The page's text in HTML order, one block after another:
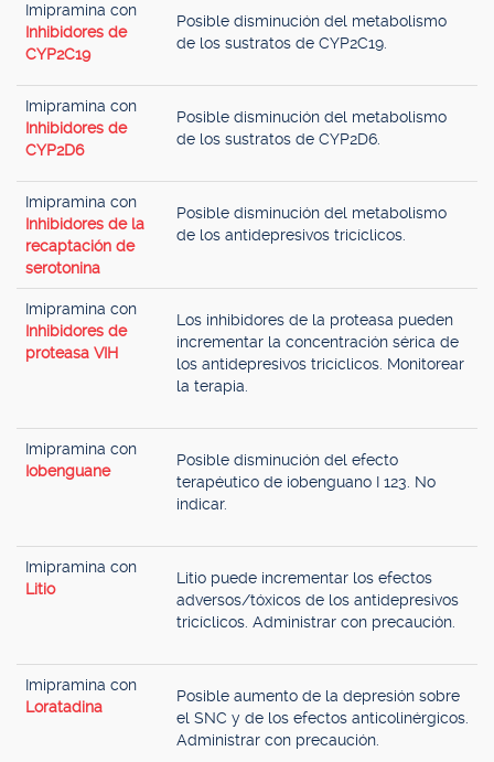
Imipramina con
Inhibidores de
CYP2C19
Posible disminución del metabolismo
de los sustratos de CYP2C19.
Imipramina con
Inhibidores de
CYP2D6
Posible disminución del metabolismo
de los sustratos de CYP2D6.
Imipramina con
Inhibidores de la
recaptación de
serotonina
Posible disminución del metabolismo
de los antidepresivos tricíclicos.
Imipramina con
Inhibidores de
proteasa VIH
Los inhibidores de la proteasa pueden
incrementar la concentración sérica de
los antidepresivos tricíclicos. Monitorear
la terapia.
Imipramina con
Iobenguane
Posible disminución del efecto
terapéutico de iobenguano I 123. No
indicar.
Imipramina con
Litio
Litio puede incrementar los efectos
adversos/tóxicos de los antidepresivos
tricíclicos. Administrar con precaución.
Imipramina con
Loratadina
Posible aumento de la depresión sobre
el SNC y de los efectos anticolinérgicos.
Administrar con precaución.